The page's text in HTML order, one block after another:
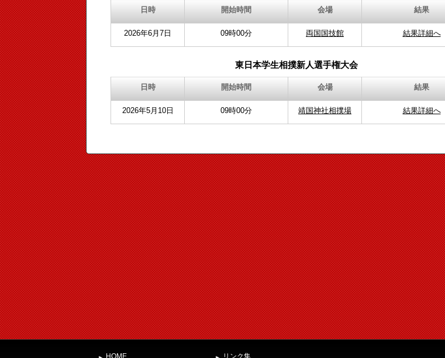
日時 開始時間 会場 結果
2026年6月7日 09時00分 両国国技館 結果詳細へ
東日本学生相撲新人選手権大会
日時 開始時間 会場 結果
2026年5月10日 09時00分 靖国神社相撲場 結果詳細へ
HOME リンク集